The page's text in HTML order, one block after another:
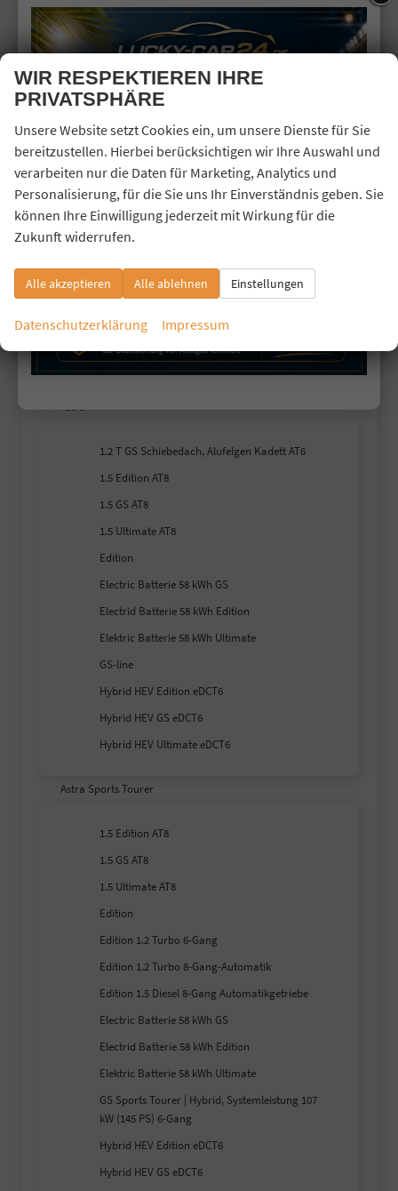
Dacia
Fiat
Ford
Hyundai
Jaecoo
Jeep
Kia
Land Rover
Mercedes-Benz
MG
Mitsubishi
Nissan
Omoda
Opel
Astra
1.2 T GS Schiebedach, Alufelgen Kadett AT6
1.5 Edition AT8
1.5 GS AT8
1.5 Ultimate AT8
Edition
Electric Batterie 58 kWh GS
Electrid Batterie 58 kWh Edition
Elektric Batterie 58 kWh Ultimate
GS-line
Hybrid HEV Edition eDCT6
Hybrid HEV GS eDCT6
Hybrid HEV Ultimate eDCT6
Astra Sports Tourer
1.5 Edition AT8
1.5 GS AT8
1.5 Ultimate AT8
Edition
Edition 1.2 Turbo 6-Gang
Edition 1.2 Turbo 8-Gang-Automatik
Edition 1.5 Diesel 8-Gang Automatikgetriebe
Electric Batterie 58 kWh GS
Electrid Batterie 58 kWh Edition
Elektric Batterie 58 kWh Ultimate
GS Sports Tourer | Hybrid, Systemleistung 107
kW (145 PS) 6-Gang
Hybrid HEV Edition eDCT6
Hybrid HEV GS eDCT6
WIR RESPEKTIEREN IHRE
PRIVATSPHÄRE
Unsere Website setzt Cookies ein, um unsere Dienste für Sie
bereitzustellen. Hierbei berücksichtigen wir Ihre Auswahl und
verarbeiten nur die Daten für Marketing, Analytics und
Personalisierung, für die Sie uns Ihr Einverständnis geben. Sie
können Ihre Einwilligung jederzeit mit Wirkung für die
Zukunft widerrufen.
Alle akzeptieren Alle ablehnen Einstellungen
Datenschutzerklärung Impressum